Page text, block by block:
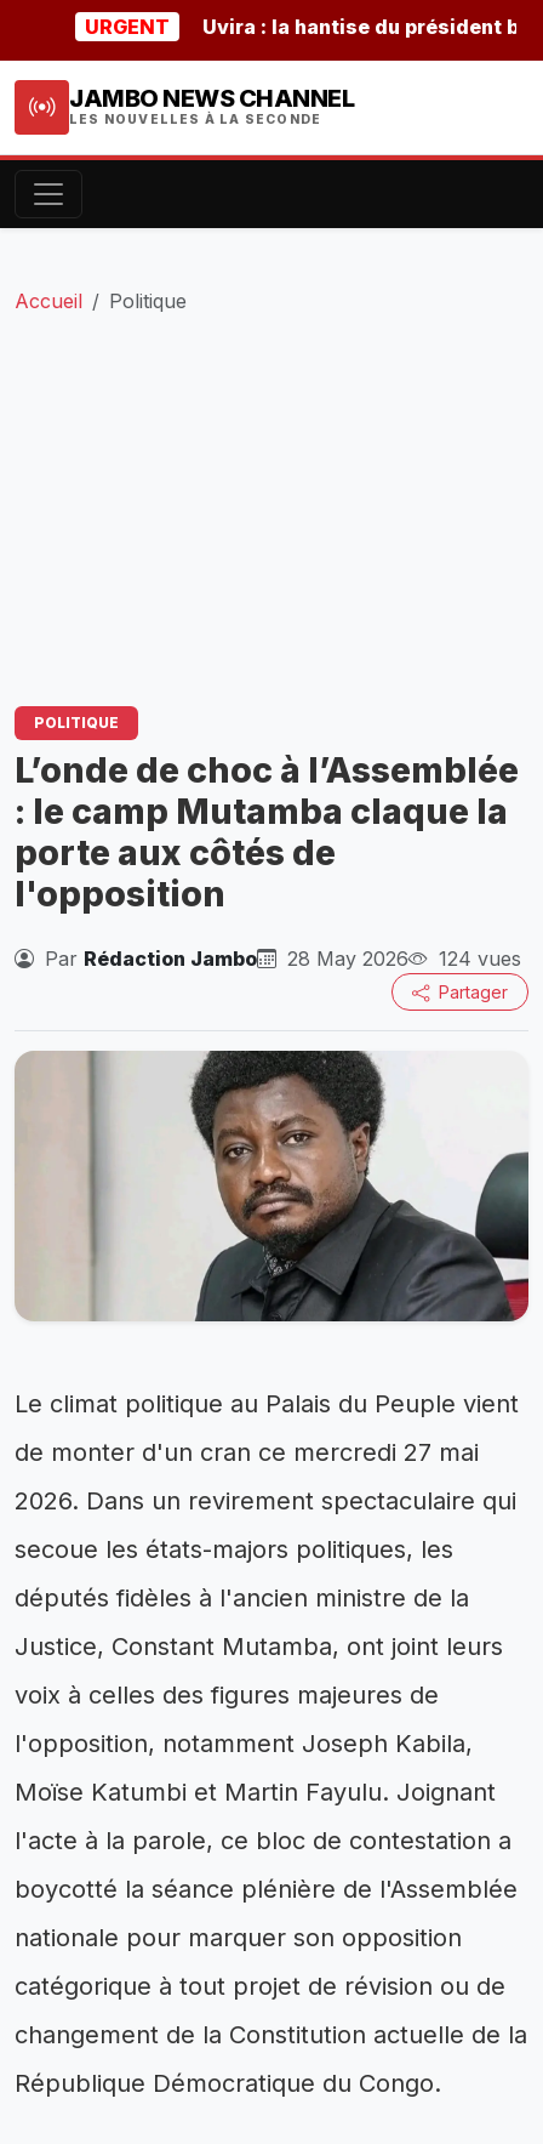
URGENT Uvira : la hantise du président
JAMBO NEWS CHANNEL
LES NOUVELLES À LA SECONDE
Accueil Politique
POLITIQUE
L’onde de choc à l’Assemblée
: le camp Mutamba claque la
porte aux côtés de
l'opposition
Par Rédaction Jambo 28 May 2026 124 vues
Partager
Le climat politique au Palais du Peuple vient
de monter d'un cran ce mercredi 27 mai
2026. Dans un revirement spectaculaire qui
secoue les états-majors politiques, les
députés fidèles à l'ancien ministre de la
Justice, Constant Mutamba, ont joint leurs
voix à celles des figures majeures de
l'opposition, notamment Joseph Kabila,
Moïse Katumbi et Martin Fayulu. Joignant
l'acte à la parole, ce bloc de contestation a
boycotté la séance plénière de l'Assemblée
nationale pour marquer son opposition
catégorique à tout projet de révision ou de
changement de la Constitution actuelle de la
République Démocratique du Congo.